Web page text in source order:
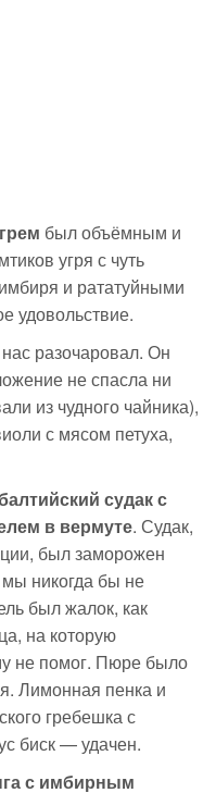
был объёмным и
угря с чуть
и рататуйными
удовольствие.
нас разочаровал. Он
не спасла ни
из чудного чайника),
с мясом петуха,
судак с
в вермуте. Судак,
был заморожен
мы никогда бы не
был жалок, как
на которую
не помог. Пюре было
Лимонная пенка и
гребешка с
биск — удачен.
с имбирным